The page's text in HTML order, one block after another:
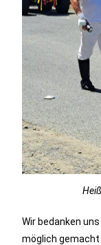
Wir bedanken
möglich gemacht